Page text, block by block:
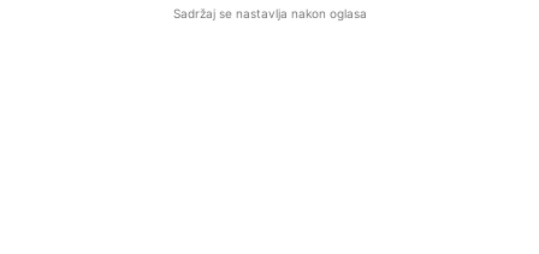
Sadržaj se nastavlja nakon oglasa